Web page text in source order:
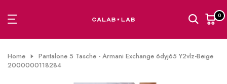
al
0
Home
Pantalone 5 Tasche - Armani Exchange 6dyj65 Y2vlz-Beige
2000000118284